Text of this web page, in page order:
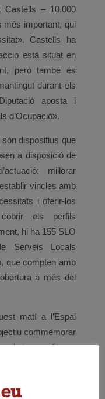
– 10.000
més important, qui
Castells ha
està situat en
però també és
durant els
aposta i
d’Ocupació».
dispositius que
a disposició de
millorar
vincles amb
i oferir-los
cobrir els perfils
hi ha 155 SLO
Serveis Locals
que compten amb
a més del
matí a l’Espai
commemorar
assolits en
reflexionar en torn